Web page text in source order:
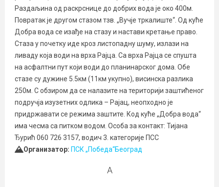
Раздаљина од раскрснице до добрих вода је око 400м.
Повратак је другом стазом тзв. „Вучје тркалиште“. Од куће
Добра вода се изађе на стазу и настави кретање право.
Стаза у почетку иде кроз листопадну шуму, излази на
ливаду која води на врха Рајца. Са врха Рајца се спушта
на асфалтни пут који води до планинарског дома. Обе
стазе су дужине 5.5км (11км укупно), висинска разлика
250м. С обзиром да се налазите на територији заштићеног
подручја изузетних одлика – Рајац, неопходно је
придржавати се режима заштите. Код куће „Добра вода“
има чесма са питком водом. Особа за контакт: Тијана
Ђурић 060 726 3157, водич 3. категорије ПСС
Организатор: ПСК „Победа“Београд
А